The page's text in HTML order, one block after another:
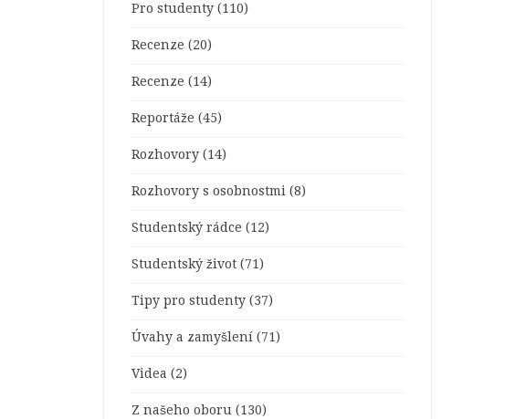
Pro studenty (110)
Recenze (20)
Recenze (14)
Reportáže (45)
Rozhovory (14)
Rozhovory s osobnostmi (8)
Studentský rádce (12)
Studentský život (71)
Tipy pro studenty (37)
Úvahy a zamyšlení (71)
Videa (2)
Z našeho oboru (130)